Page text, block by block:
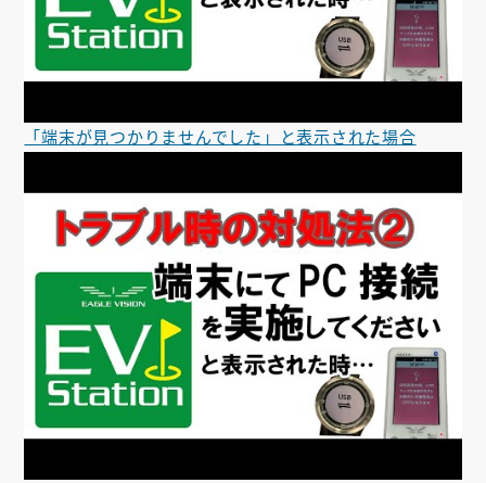
「端末が見つかりませんでした」と表示された場合